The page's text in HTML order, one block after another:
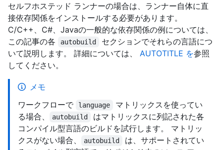
セルフホステッド ランナーの場合は、ランナー自体に直
接依存関係をインストールする必要があります。
C/C++、C#、Javaの一般的な依存関係の例については、
この記事の各
autobuild
セクションでそれらの言語につ
いて説明します。 詳細については、 AUTOTITLE を参照
してください。
メモ
ワークフローで
language
マトリックスを使ってい
る場合、
autobuild
はマトリックスに列記された各
コンパイル型言語のビルドを試行します。 マトリッ
クスがない場合、
autobuild
は、サポートされてい